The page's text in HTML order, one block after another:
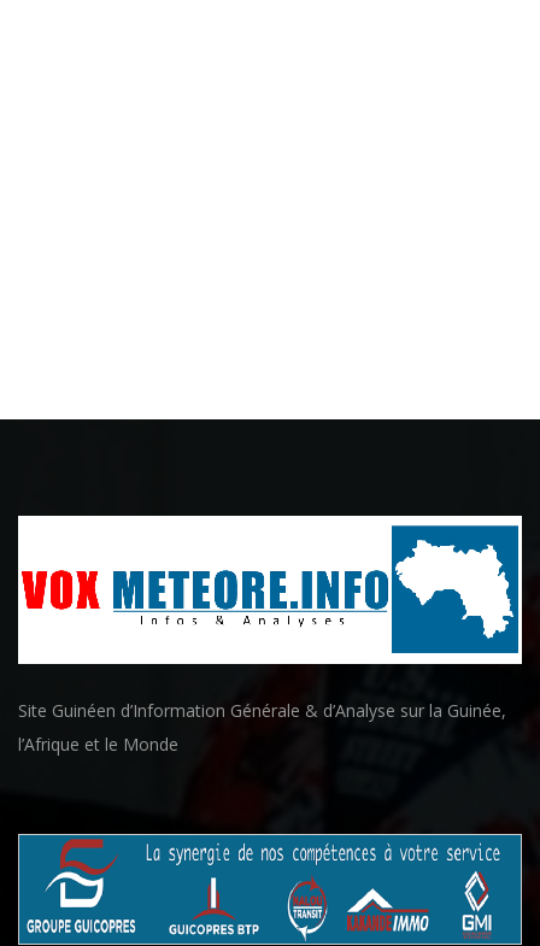
Site Guinéen d’Information Générale & d’Analyse sur la Guinée,
l’Afrique et le Monde